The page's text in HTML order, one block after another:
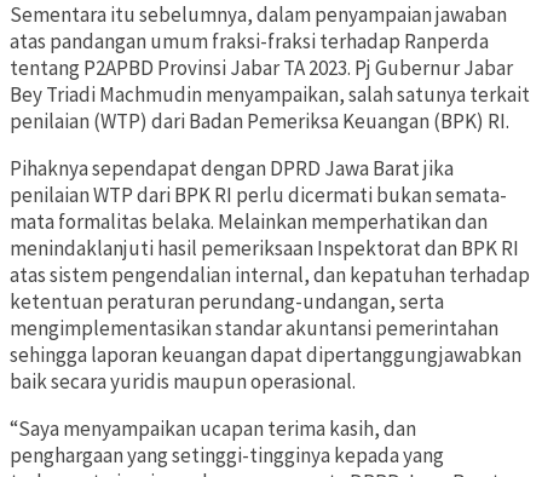
Sementara itu sebelumnya, dalam penyampaian jawaban
atas pandangan umum fraksi-fraksi terhadap Ranperda
tentang P2APBD Provinsi Jabar TA 2023. Pj Gubernur Jabar
Bey Triadi Machmudin menyampaikan, salah satunya terkait
penilaian (WTP) dari Badan Pemeriksa Keuangan (BPK) RI.
Pihaknya sependapat dengan DPRD Jawa Barat jika
penilaian WTP dari BPK RI perlu dicermati bukan semata-
mata formalitas belaka. Melainkan memperhatikan dan
menindaklanjuti hasil pemeriksaan Inspektorat dan BPK RI
atas sistem pengendalian internal, dan kepatuhan terhadap
ketentuan peraturan perundang-undangan, serta
mengimplementasikan standar akuntansi pemerintahan
sehingga laporan keuangan dapat dipertanggungjawabkan
baik secara yuridis maupun operasional.
“Saya menyampaikan ucapan terima kasih, dan
penghargaan yang setinggi-tingginya kepada yang